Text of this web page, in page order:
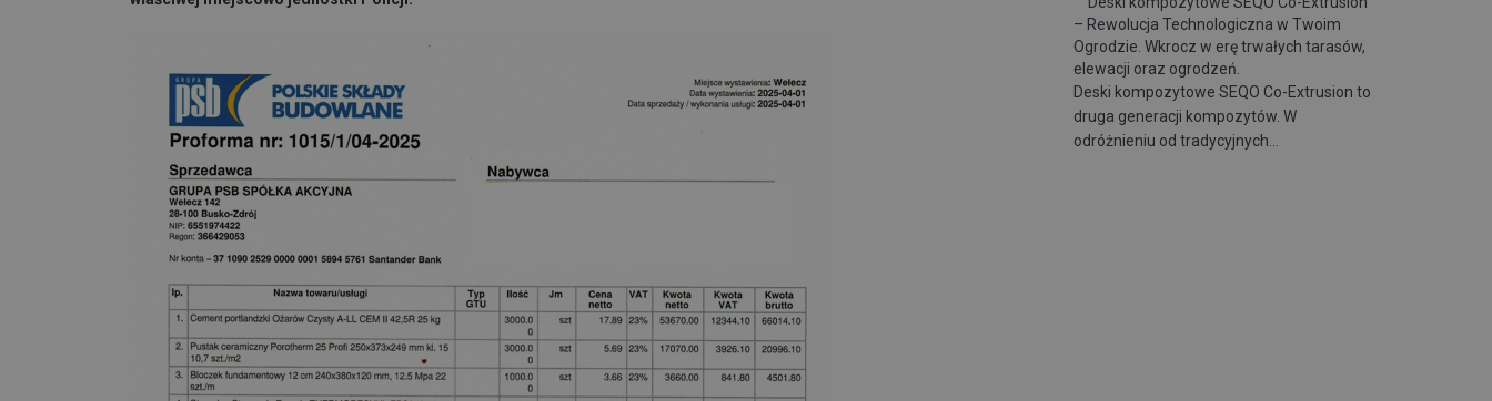
– Rewolucja Technologiczna w Twoim
Ogrodzie. Wkrocz w erę trwałych tarasów,
elewacji oraz ogrodzeń.
Deski kompozytowe SEQO Co-Extrusion to
druga generacji kompozytów. W
odróżnieniu od tradycyjnych…